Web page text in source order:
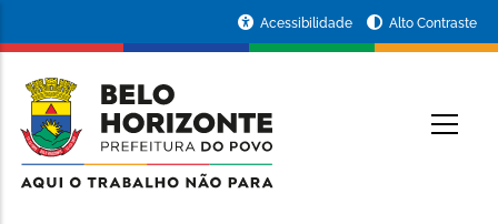
conteúdo
principal
da
Prefeitura
de
Acessibilidade Alto Contraste